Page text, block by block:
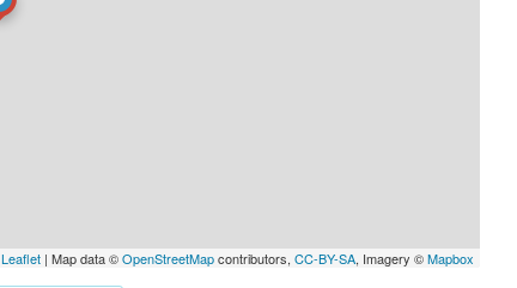
Leaflet | Map data ©OpenStreetMapcontributors,CC-BY-SA, Imagery ©Mapbox